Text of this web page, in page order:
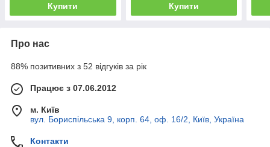
Купити Купити
Про нас
88% позитивних з 52 відгуків за рік
Працює з 07.06.2012
м. Київ
вул. Бориспільська 9, корп. 64, оф. 16/2, Київ, Україна
Контакти